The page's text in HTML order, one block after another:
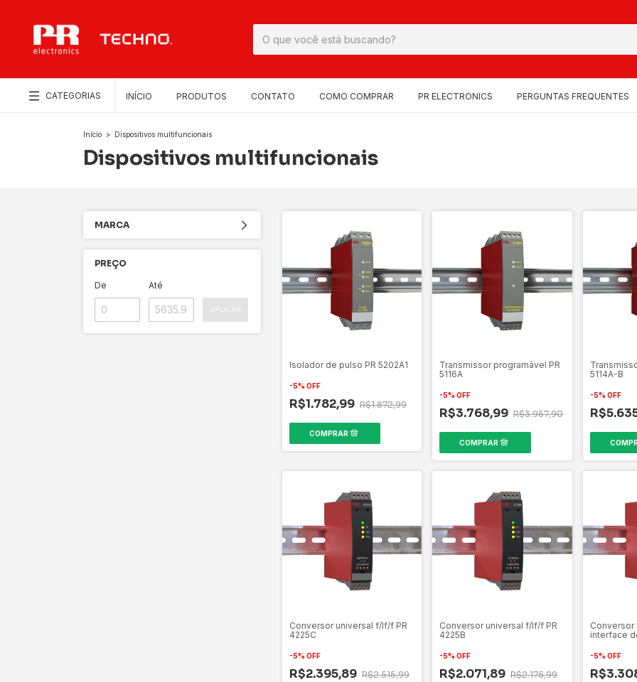
CATEGORIAS INÍCIO PRODUTOS CONTATO COMO COMPRAR PR ELECTRONICS PERGUNTAS FREQUENTES
Início > Dispositivos multifuncionais
Dispositivos multifuncionais
MARCA
PREÇO
De Até
Isolador de pulso PR 5202A1
-5% OFF
R$1.782,99 R$1.872,99
Transmissor programável PR
5116A
-5%OFF
R$3.768,99 R$3.957,90
5114A-B
-5% OFF
Conversor universal f/If/f PR
4225C
-5% OFF
R$2.395,89 R$2.515,99
Conversor universal f/If/f PR
4225B
-5%OFF
R$2.071,89 R$2.175,99
Conversor
interface
-5% OFF